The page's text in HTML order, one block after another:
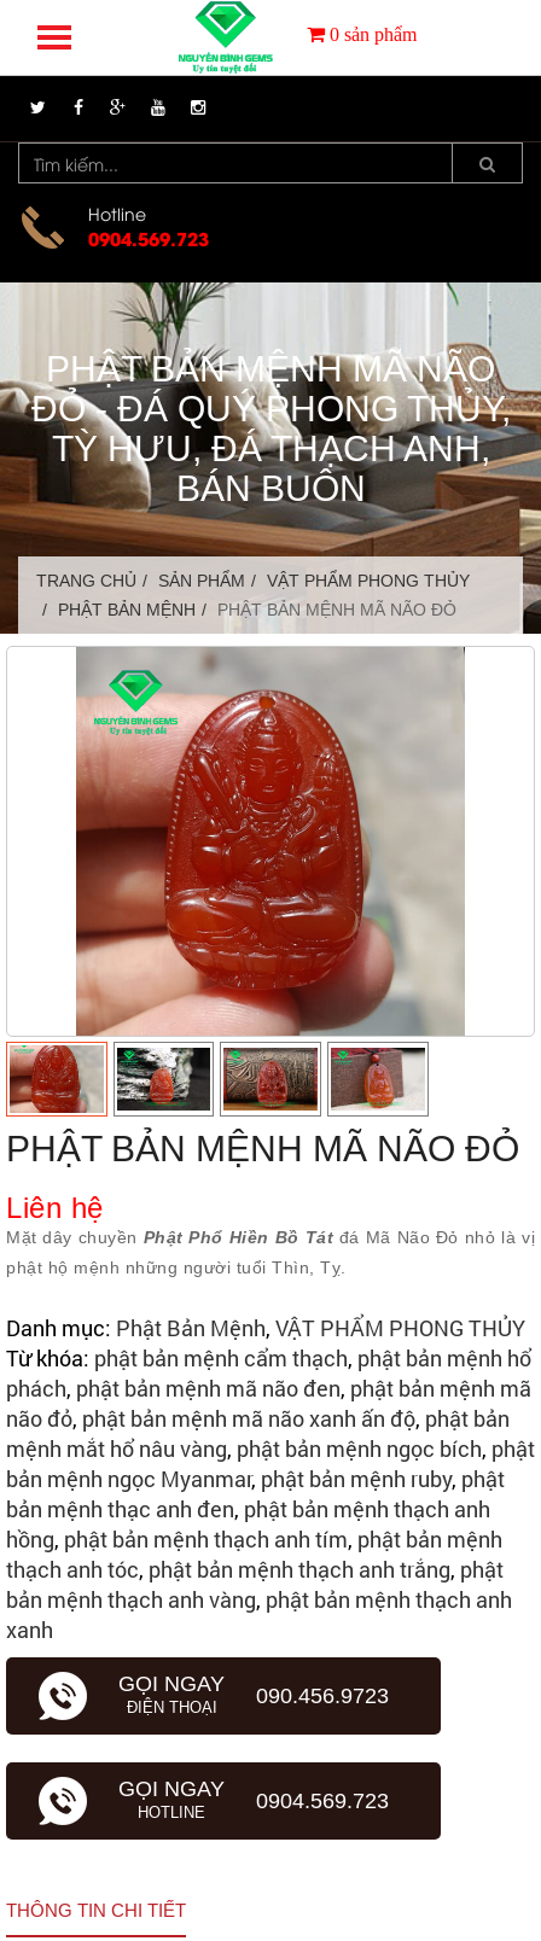
0 sản phẩm
Hotline
0904.569.723
PHẬT BẢN MỆNH MÃ NÃO
ĐỎ - ĐÁ QUÝ PHONG THỦY,
TỲ HƯU, ĐÁ THẠCH ANH,
BÁN BUÔN
TRANG CHỦ SẢN PHẨM
VẬT PHẨM PHONG THỦY
PHẬT BẢN MỆNH
PHẬT BẢN MỆNH MÃ NÃO ĐỎ
PHẬT BẢN MỆNH MÃ NÃO ĐỎ
Liên hệ
Mặt dây chuyền Phật Phổ Hiền Bồ Tát đá Mã Não Đỏ nhỏ là vị
phật hộ mệnh những người tuổi Thìn, Tỵ.
Danh mục: Phật Bản Mệnh, VẬT PHẨM PHONG THỦY
Từ khóa: phật bản mệnh cẩm thạch, phật bản mệnh hổ
phách, phật bản mệnh mã não đen, phật bản mệnh mã
não đỏ, phật bản mệnh mã não xanh ấn độ, phật bản
mệnh mắt hổ nâu vàng, phật bản mệnh ngọc bích, phật
bản mệnh ngọc Myanmar, phật bản mệnh ruby, phật
bản mệnh thạc anh đen, phật bản mệnh thạch anh
hồng, phật bản mệnh thạch anh tím, phật bản mệnh
thạch anh tóc, phật bản mệnh thạch anh trắng, phật
bản mệnh thạch anh vàng, phật bản mệnh thạch anh
xanh
GỌI NGAY
ĐIỆN THOẠI 090.456.9723
GỌI NGAY
HOTLINE 0904.569.723
THÔNG TIN CHI TIẾT